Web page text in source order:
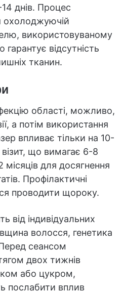
днів. Процес
охолоджуючій
використовуваному
відсутність
тканин.
області, можливо,
а потім використання
впливає тільки на 10-
що вимагає 6-8
місяців для досягнення
Профілактичні
проводити щороку.
від індивідуальних
волосся, генетика
сеансом
двох тижнів
або цукром,
послабити вплив